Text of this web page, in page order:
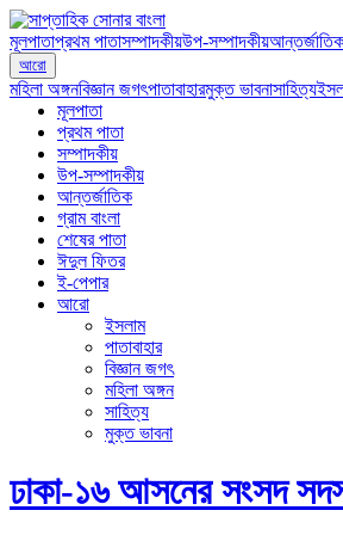
মূলপাতাপ্রথম পাতাসম্পাদকীয়উপ-সম্পাদকীয়আন্তর্জাতিক
আরো
মহিলা অঙ্গনবিজ্ঞান জগৎপাতাবাহারমুক্ত ভাবনাসাহিত্য
মূলপাতা
প্রথম পাতা
সম্পাদকীয়
উপ-সম্পাদকীয়
আন্তর্জাতিক
গ্রাম বাংলা
শেষের পাতা
ঈদুল ফিতর
ই-পেপার
আরো
ইসলাম
পাতাবাহার
বিজ্ঞান জগৎ
মহিলা অঙ্গন
সাহিত্য
মুক্ত ভাবনা
ঢাকা-১৬ আসনের সংসদ